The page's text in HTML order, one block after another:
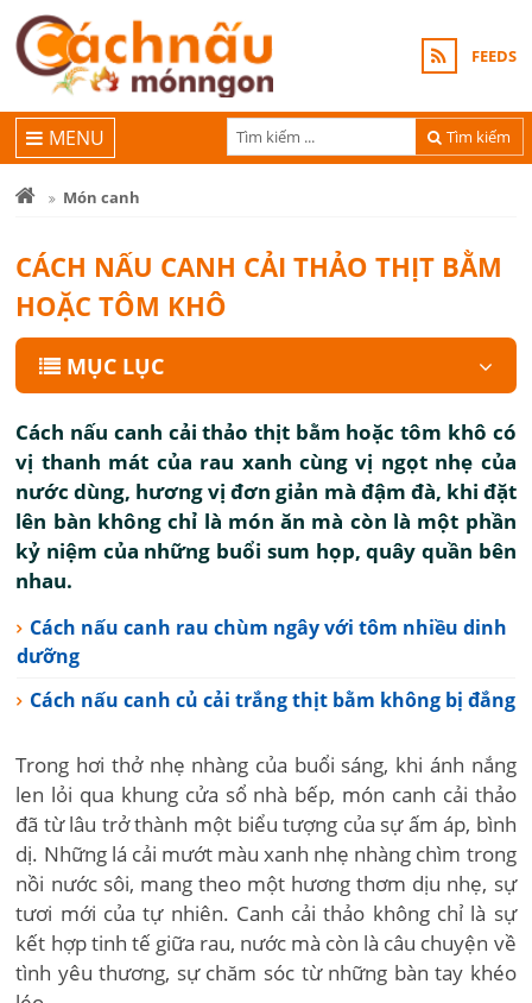
FEEDS
Tìm kiếm
MENU
Món canh
CÁCH NẤU CANH CẢI THẢO THỊT BẰM
HOẶC TÔM KHÔ
MỤC LỤC
Cách nấu canh cải thảo thịt bằm hoặc tôm khô có
vị thanh mát của rau xanh cùng vị ngọt nhẹ của
nước dùng, hương vị đơn giản mà đậm đà, khi đặt
lên bàn không chỉ là món ăn mà còn là một phần
kỷ niệm của những buổi sum họp, quây quần bên
nhau.
Cách nấu canh rau chùm ngây với tôm nhiều dinh
dưỡng
Cách nấu canh củ cải trắng thịt bằm không bị đắng
Trong hơi thở nhẹ nhàng của buổi sáng, khi ánh nắng
len lỏi qua khung cửa sổ nhà bếp, món canh cải thảo
đã từ lâu trở thành một biểu tượng của sự ấm áp, bình
dị. Những lá cải mướt màu xanh nhẹ nhàng chìm trong
nồi nước sôi, mang theo một hương thơm dịu nhẹ, sự
tươi mới của tự nhiên. Canh cải thảo không chỉ là sự
kết hợp tinh tế giữa rau, nước mà còn là câu chuyện về
tình yêu thương, sự chăm sóc từ những bàn tay khéo